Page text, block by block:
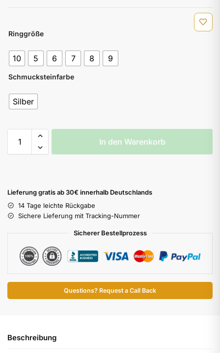
Ringgröße
10 5 6 7 8 9
Schmucksteinfarbe
Silber
In den Warenkorb
Lieferung gratis ab 30€ innerhalb Deutschlands
14 Tage leichte Rückgabe
Sichere Lieferung mit Tracking-Nummer
Sicherer Bestellprozess
Questions? Request a Call Back
Beschreibung